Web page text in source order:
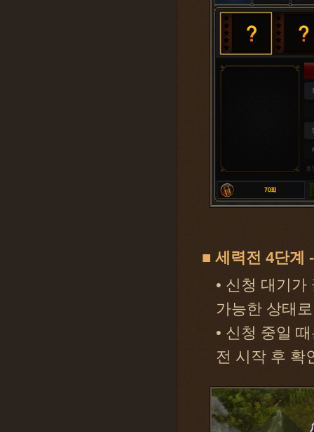
■ 세력전 4단계
• 신청 대기
가능한 상태
• 신청 중일
전 시작 후 확